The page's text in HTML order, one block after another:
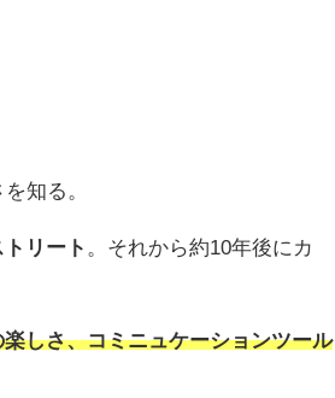
知る。
リート
。それから約10年後にカ
しさ、コミニュケーションツール